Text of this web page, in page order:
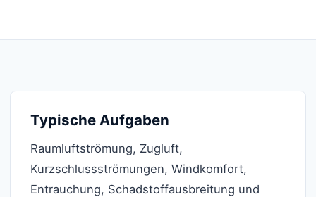
Typische Aufgaben
Raumluftströmung, Zugluft,
Kurzschlussströmungen, Windkomfort,
Entrauchung, Schadstoffausbreitung und